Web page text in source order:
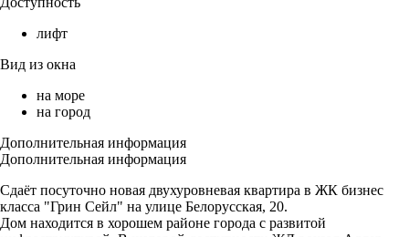
лифт
Вид из окна
на море
на город
Дополнительная информация
Дополнительная информация
Сдаёт посуточно новая двухуровневая квартира в ЖК бизнес
класса "Грин Сейл" на улице Белорусская, 20.
Дом находится в хорошем районе города с развитой